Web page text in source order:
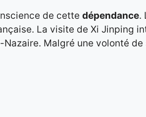
de cette dépendance.
La visite de Xi Jinping
Malgré une volonté